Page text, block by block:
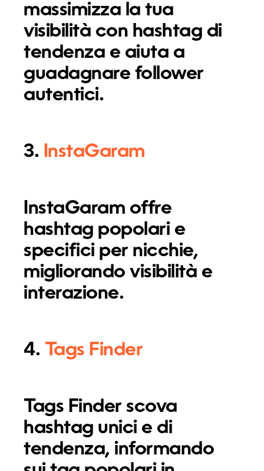
massimizza la tua
visibilità con hashtag di
tendenza e aiuta a
guadagnare follower
autentici.
3. InstaGaram
InstaGaram offre
hashtag popolari e
specifici per nicchie,
migliorando visibilità e
interazione.
4. Tags Finder
Tags Finder scova
hashtag unici e di
tendenza, informando